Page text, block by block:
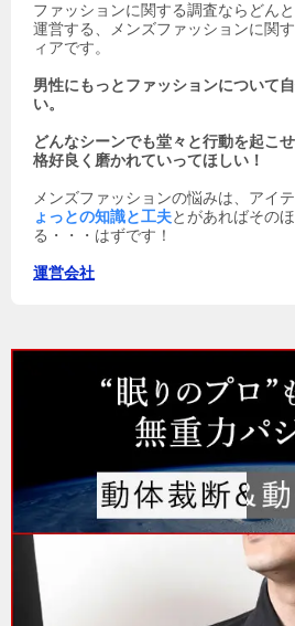
ファッションに関する調査ならどん
運営する、メンズファッションに関
ィアです。
男性にもっとファッションについて
い。
どんなシーンでも堂々と行動を起こ
格好良く磨かれていってほしい！
メンズファッションの悩みは、アイ
ょっとの知識と工夫とがあればその
る・・・はずです！
運営会社